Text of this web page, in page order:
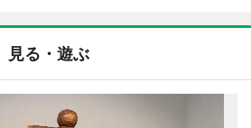
見る・遊ぶ